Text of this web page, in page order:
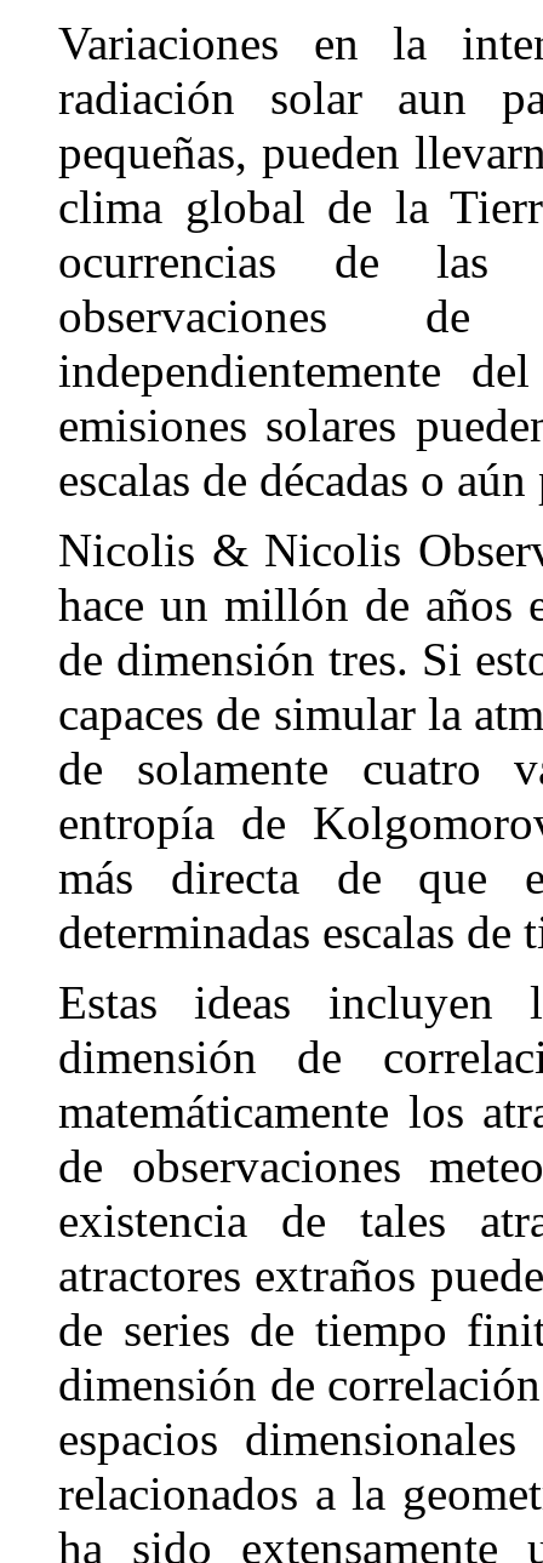
Variaciones en la
radiación solar aun
pequeñas, pueden
clima global de la
ocurrencias de las
observaciones
independientemente
emisiones solares
escalas de décadas o
Nicolis & Nicolis
hace un millón de años
de dimensión tres. Si
capaces de simular la
de solamente cuatro
entropía de
más directa de que
determinadas escalas de
Estas ideas
dimensión de
matemáticamente los
de observaciones
existencia de tales
atractores extraños
de series de tiempo
dimensión de
espacios
relacionados a la
ha sido extensamente